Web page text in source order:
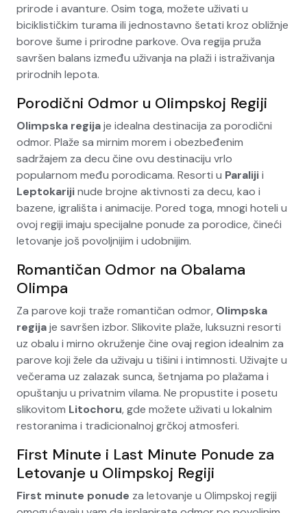
prirode i avanture. Osim toga, možete uživati u
biciklističkim turama ili jednostavno šetati kroz obližnje
borove šume i prirodne parkove. Ova regija pruža
savršen balans između uživanja na plaži i istraživanja
prirodnih lepota.
Porodični Odmor u Olimpskoj Regiji
Olimpska regijaje idealna destinacija za porodični
odmor. Plaže sa mirnim morem i obezbeđenim
sadržajem za decu čine ovu destinaciju vrlo
popularnom među porodicama. Resorti u Paralijii
Leptokarijinude brojne aktivnosti za decu, kao i
bazene, igrališta i animacije. Pored toga, mnogi hoteli u
ovoj regiji imaju specijalne ponude za porodice, čineći
letovanje još povoljnijim i udobnijim.
Romantičan Odmor na Obalama
Olimpa
Za parove koji traže romantičan odmor, Olimpska
regijaje savršen izbor. Slikovite plaže, luksuzni resorti
uz obalu i mirno okruženje čine ovaj region idealnim za
parove koji žele da uživaju u tišini i intimnosti. Uživajte u
večerama uz zalazak sunca, šetnjama po plažama i
opuštanju u privatnim vilama. Ne propustite i posetu
slikovitom Litochoru, gde možete uživati u lokalnim
restoranima i tradicionalnoj grčkoj atmosferi.
First Minute i Last Minute Ponude za
Letovanje u Olimpskoj Regiji
First minute ponude za letovanje u Olimpskoj regiji